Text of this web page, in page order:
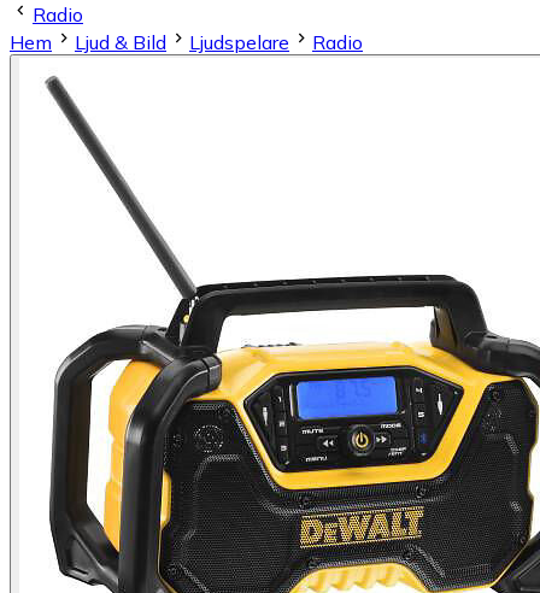
Radio
Hem
Ljud & Bild Ljudspelare Radio